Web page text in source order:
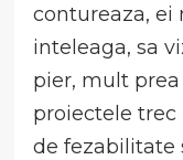
contureaza, ei
inteleaga, sa
pier, mult
proiectele
de fezabilitate